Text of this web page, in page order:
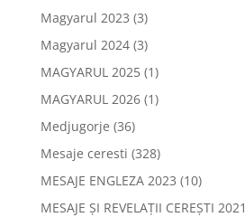
Magyarul 2023 (3)
Magyarul 2024(3)
MAGYARUL 2025(1)
MAGYARUL 2026(1)
Medjugorje (36)
Mesaje ceresti (328)
MESAJE ENGLEZA 2023 (10)
MESAJE ȘI REVELAȚII CEREȘTI 2021